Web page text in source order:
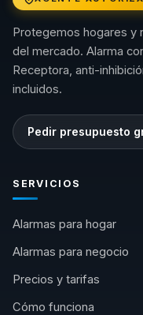
Protegemos hogares y
del mercado. Alarma
Receptora, anti-
incluidos.
Pedir presupuesto
SERVICIOS
Alarmas para hogar
Alarmas para negocio
Precios y tarifas
Cómo funciona